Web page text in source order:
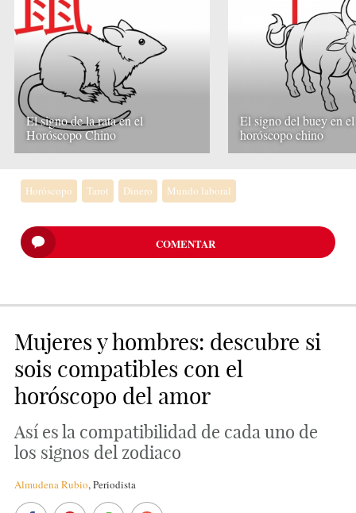
El signo de la rata en el
Horóscopo Chino
El signo del buey en el
horóscopo chino
Horóscopo Tarot Dinero Mundo laboral
COMENTAR
Mujeres y hombres: descubre si
sois compatibles con el
horóscopo del amor
Así es la compatibilidad de cada uno de
los signos del zodiaco
Almudena Rubio,Periodista